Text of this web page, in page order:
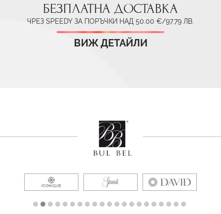
БЕЗПЛАТНА ДОСТАВКА
ЧРЕЗ SPEEDY ЗА ПОРЪЧКИ НАД 50.00 €/97.79 ЛВ.
ВИЖ ДЕТАЙЛИ